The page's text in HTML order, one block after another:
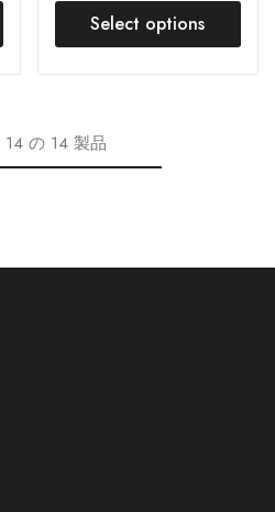
Select options
14 の 14 製品